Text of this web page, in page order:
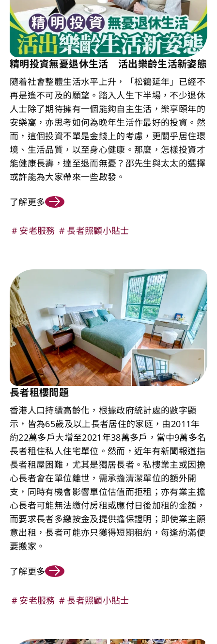
精明投資無憂退休生活 活出樂齡生活新姿態
隨着社會整體生活水平上升，「松鶴延年」已經不
再是遙不可及的願望。踏入人生下半場，不少退休
人士除了期待擁有一個能夠自主生活，樂享頤年的
安樂窩，亦思考如何為晚年生活作最好的投資。然
而，這個投資不單是金錢上的考慮，更關乎居住環
境、生活品質，以至身心健康。那麼，怎樣投資才
能健康長壽，達至退而無憂？邵先生與太太的選擇
或許能為大家帶來一些啟發。
了解更多
安老服務 長者照顧小貼士
長者租樓問題
香港人口持續高齡化，根據政府統計處的數字顯
示，皆為65歲及以上長者居住的家庭，由2011年
約22萬多戶大增至2021年38萬多戶，當中9萬多名
長者租住私人住宅單位。然而，近年有新聞報道指
長者租屋困難，尤其是獨居長者。私樓業主或因擔
心長者會在單位離世，需承擔清潔單位的額外開
支，同時有機會影響單位估值而拒租；亦有業主擔
心長者可能無法繳付房租或應付日後加租的金額，
而要求長者多繳按金及提供擔保證明；即使業主願
意出租，長者可能亦只獲得短期租約，每逢約滿便
要搬家。
了解更多
安老服務 長者照顧小貼士